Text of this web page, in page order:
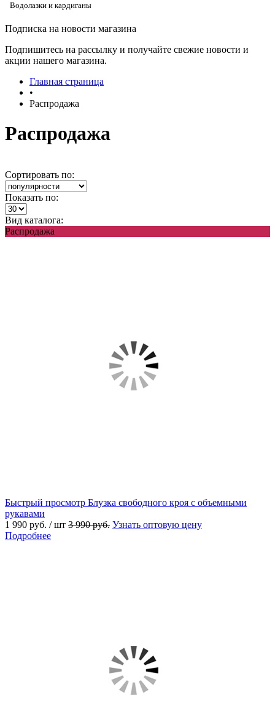
Водолазки и кардиганы
Подписка на новости магазина
Подпишитесь на рассылку и получайте свежие новости и
акции нашего магазина.
Главная страница
•
Распродажа
Распродажа
Сортировать по:
Показать по:
Вид каталога:
Распродажа
Быстрый просмотр Блузка свободного кроя с объемными
рукавами
1 990 руб. / шт 3 990 руб. Узнать оптовую цену
Подробнее